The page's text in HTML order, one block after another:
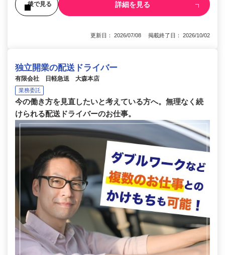
後で見る 詳細を見る
更新日： 2026/07/08 掲載終了日： 2026/10/02
独立開業の配送ドライバー
有限会社 日軽急送 大森本店
業務委託
今の働き方を見直したいと考えている方へ。無理なく続
けられる配送ドライバーのお仕事。